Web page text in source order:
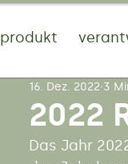
produkt
2022
16. Dez. 2022 3
Das Jahr